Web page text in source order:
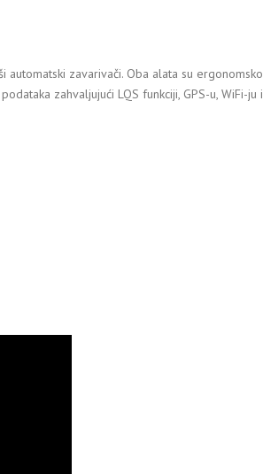
zavarivači. Oba alata su
zahvaljujući LQS funkciji, GPS-u, WiFi-ju